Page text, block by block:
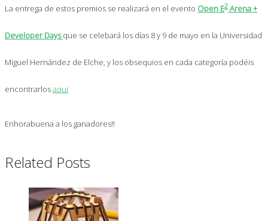
La entrega de estos premios se realizará en el evento Open E2 Arena +
Developer Daysque se celebará los días 8 y 9 de mayo en la Universidad
Miguel Hernández de Elche, y los obsequios en cada categoría podéis
encontrarlosaquí
Enhorabuena a los ganadores!!
Related Posts